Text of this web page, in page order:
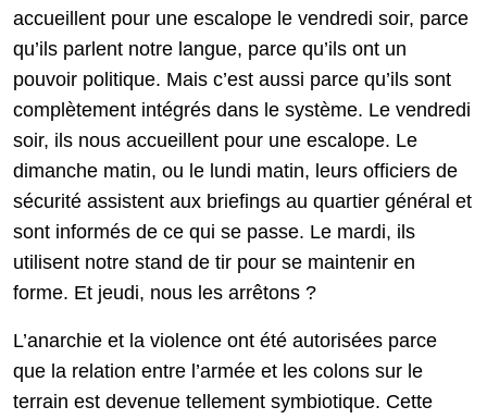
accueillent pour une escalope le vendredi soir, parce
qu’ils parlent notre langue, parce qu’ils ont un
pouvoir politique. Mais c’est aussi parce qu’ils sont
complètement intégrés dans le système. Le vendredi
soir, ils nous accueillent pour une escalope. Le
dimanche matin, ou le lundi matin, leurs officiers de
sécurité assistent aux briefings au quartier général et
sont informés de ce qui se passe. Le mardi, ils
utilisent notre stand de tir pour se maintenir en
forme. Et jeudi, nous les arrêtons ?
L’anarchie et la violence ont été autorisées parce
que la relation entre l’armée et les colons sur le
terrain est devenue tellement symbiotique. Cette